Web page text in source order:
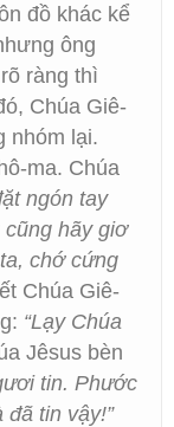
đồ khác kể
ông
ràng thì
Chúa Giê-
nhóm lại.
ma. Chúa
ngón tay
hãy giơ
chớ cứng
Chúa Giê-
“Lạy Chúa
Jêsus bèn
tin. Phước
tin vậy!”